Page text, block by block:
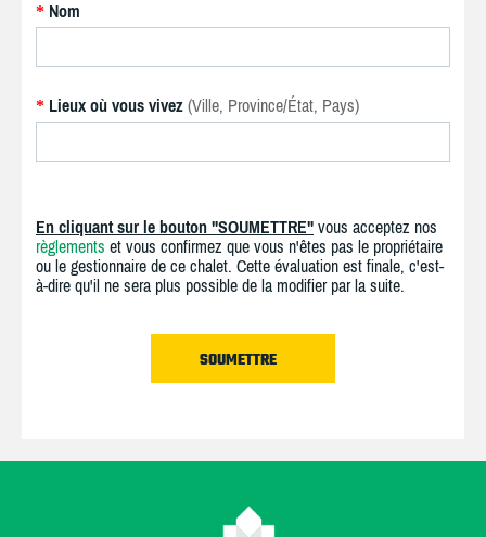
* Nom
* Lieux où vous vivez (Ville, Province/État, Pays)
En cliquant sur le bouton "SOUMETTRE" vous acceptez nos
règlements et vous confirmez que vous n'êtes pas le propriétaire
ou le gestionnaire de ce chalet. Cette évaluation est finale, c'est-
à-dire qu'il ne sera plus possible de la modifier par la suite.